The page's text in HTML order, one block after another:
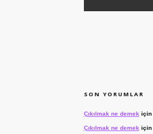
SON YORUMLAR
Çıkılmak ne demekiçin
Çıkılmak ne demek için